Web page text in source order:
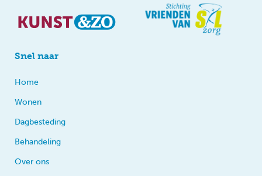
Snel naar
Home
Wonen
Dagbesteding
Behandeling
Over ons